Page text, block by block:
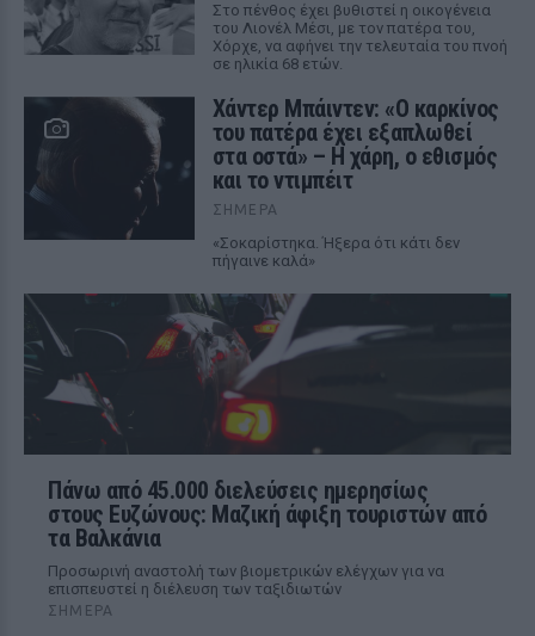
Στο πένθος έχει βυθιστεί η οικογένεια
του Λιονέλ Μέσι, με τον πατέρα του,
Χόρχε, να αφήνει την τελευταία του πνοή
σε ηλικία 68 ετών.
Χάντερ Μπάιντεν: «Ο καρκίνος
του πατέρα έχει εξαπλωθεί
στα οστά» – Η χάρη, ο εθισμός
και το ντιμπέιτ
ΣΉΜΕΡΑ
«Σοκαρίστηκα. Ήξερα ότι κάτι δεν
πήγαινε καλά»
Πάνω από 45.000 διελεύσεις ημερησίως
στους Ευζώνους: Μαζική άφιξη τουριστών από
τα Βαλκάνια
Προσωρινή αναστολή των βιομετρικών ελέγχων για να
επισπευστεί η διέλευση των ταξιδιωτών
ΣΉΜΕΡΑ